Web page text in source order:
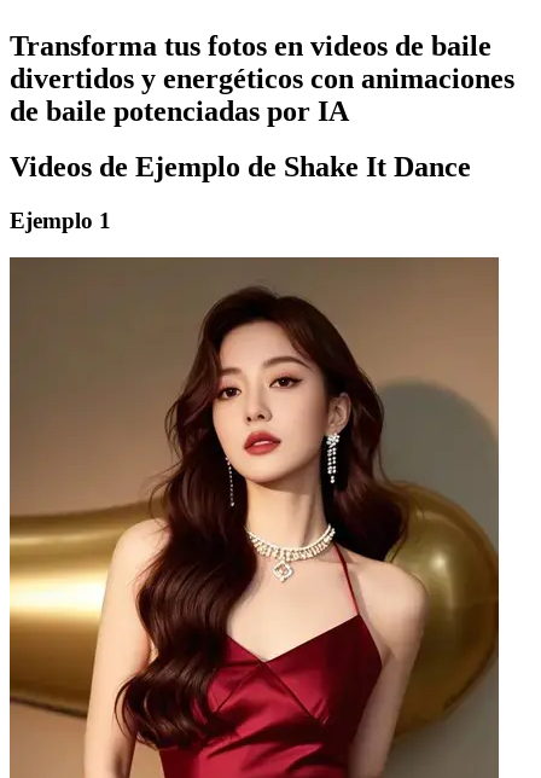
Transforma tus fotos en videos de baile
divertidos y energéticos con animaciones
de baile potenciadas por IA
Videos de Ejemplo de Shake It Dance
Ejemplo 1